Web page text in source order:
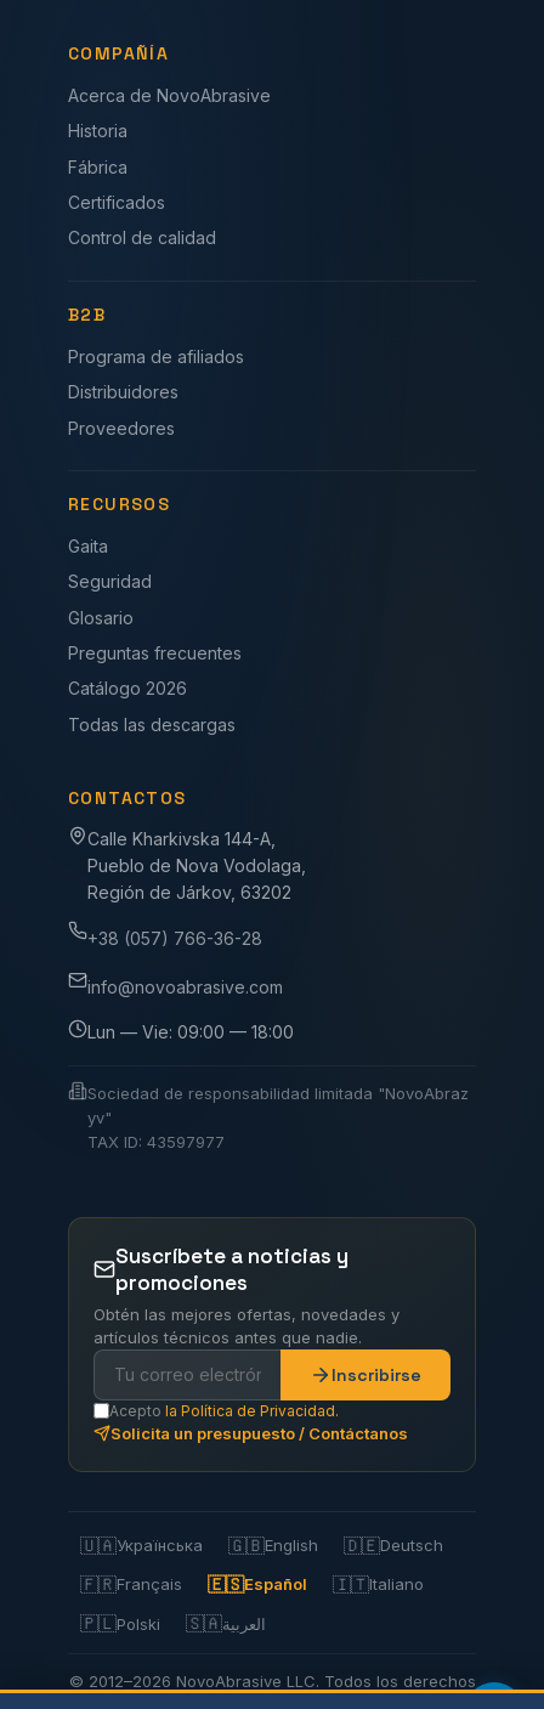
COMPAÑÍA
Acerca de NovoAbrasive
Historia
Fábrica
Certificados
Control de calidad
B2B
Programa de afiliados
Distribuidores
Proveedores
RECURSOS
Gaita
Seguridad
Glosario
Preguntas frecuentes
Catálogo 2026
Todas las descargas
CONTACTOS
Calle Kharkivska 144-A,
Pueblo de Nova Vodolaga,
Región de Járkov, 63202
+38 (057) 766-36-28
info@novoabrasive.com
Lun — Vie: 09:00 — 18:00
Sociedad de responsabilidad limitada "NovoAbraz
yv"
TAX ID: 43597977
Suscríbete a noticias y
promociones
Obtén las mejores ofertas, novedades y
artículos técnicos antes que nadie.
Inscribirse
Acepto la Política de Privacidad.
Solicita un presupuesto / Contáctanos
🇺🇦Українська 🇬🇧English 🇩🇪Deutsch
🇫🇷Français 🇪🇸Español 🇮🇹Italiano
🇵🇱Polski 🇸🇦العربية
© 2012–2026 NovoAbrasive LLC. Todos los derechos